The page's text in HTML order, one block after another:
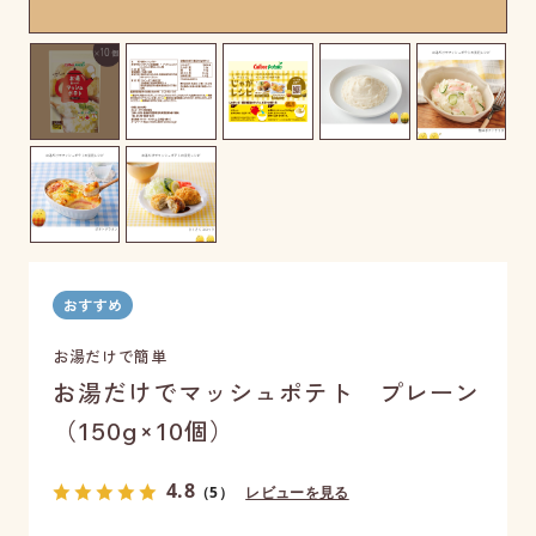
お湯だけで簡単
お湯だけでマッシュポテト プレーン
（150g×10個）
4.8 （5） レビューを見る